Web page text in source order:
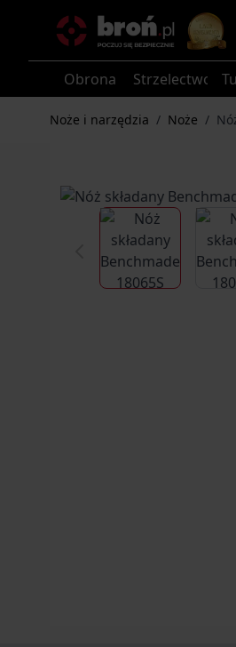
Obrona Strzelectwo
Noże i narzędzia / Noże /
View larger